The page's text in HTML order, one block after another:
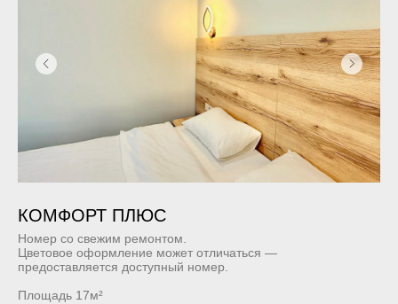
КОМФОРТ ПЛЮС
Номер со свежим ремонтом.
Цветовое оформление может отличаться —
предоставляется доступный номер.
Площадь 17м²